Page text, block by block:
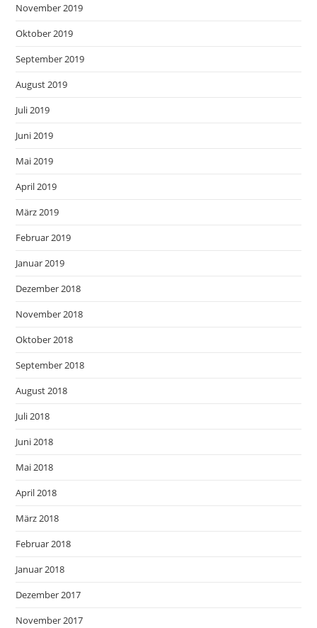
November 2019
Oktober 2019
September 2019
August 2019
Juli 2019
Juni 2019
Mai 2019
April 2019
März 2019
Februar 2019
Januar 2019
Dezember 2018
November 2018
Oktober 2018
September 2018
August 2018
Juli 2018
Juni 2018
Mai 2018
April 2018
März 2018
Februar 2018
Januar 2018
Dezember 2017
November 2017